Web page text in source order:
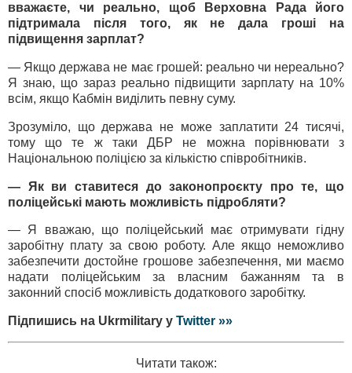
вважаєте, чи реально, щоб Верховна Рада його
підтримала після того, як не дала гроші на
підвищення зарплат?
— Якщо держава не має грошей: реально чи нереально?
Я знаю, що зараз реально підвищити зарплату на 10%
всім, якщо Кабмін виділить певну суму.
Зрозуміло, що держава не може заплатити 24 тисячі,
тому що те ж таки ДБР не можна порівнювати з
Національною поліцією за кількістю співробітників.
— Як ви ставитеся до законопроєкту про те, що
поліцейські мають можливість підробляти?
— Я вважаю, що поліцейський має отримувати гідну
заробітну плату за свою роботу. Але якщо неможливо
забезпечити достойне грошове забезпечення, ми маємо
надати поліцейським за власним бажанням та в
законний спосіб можливість додаткового заробітку.
Підпишись на Ukrmilitary у Twitter »»
Читати також: